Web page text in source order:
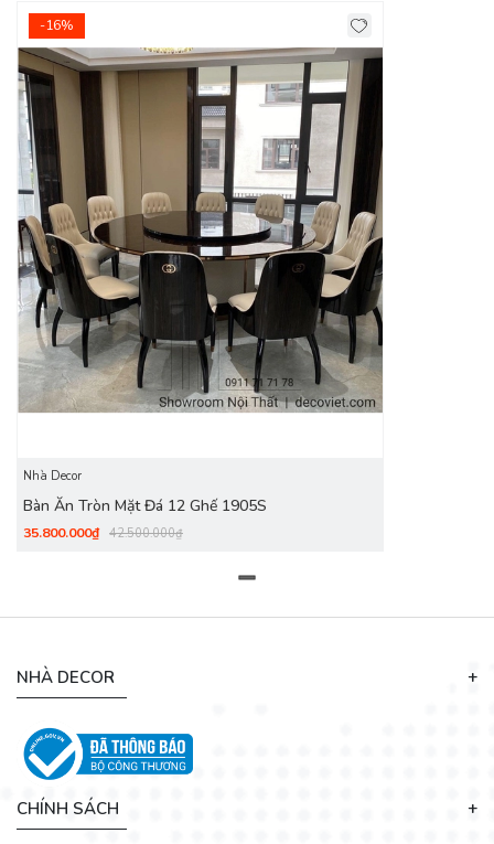
Chất liệu mặt đá cao cấp không chỉ mang đến vẻ đẹp sang
trọng mà còn chống thấm đảm bảo độ bền bỉ. Mặt đá nhẵn
bóng, dễ dàng vệ sinh, giữ cho không gian luôn sạch sẽ và
mới mẻ. Chân trụ lớn tạo nền tảng vững chắc, ổn định cho
mặt bàn đá nặng cùng mâm xoay. Bàn ăn mặt đá
ghế được thiết kế mâm xoay 360° ở giữa giúp việc dùng bữa
trở nên thuận tiện, đặc biệt lý tưởng cho những bữa tiệc
đông người.
Mua Ngay Bàn Ăn Dành Cho 12 Người Giá Tốt
Nhất Tại Nhà Decor
Lựa chọn mua sắm tại Nhà Decor, bạn sẽ cảm nhận rõ sự
vớiBàn Ăn Tròn Mặt Đá 12 Ghế 1905S
nghi và phong cách cho mọi bữa ăn gia đình.
để trải nghiệm trực tiếp và nhận ưu đãi hấp
-16%
Nhà Decor
Bàn Ăn Tròn Mặt Đá 12 Ghế 1905S
35.800.000₫ 42.500.000₫
NHÀ DECOR
CHÍNH SÁCH